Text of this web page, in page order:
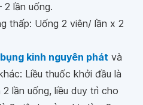
2 lần uống.
thấp: Uống 2 viên/ lần x 2
kinh nguyên phát và
Liều thuốc khởi đầu là
lần uống, liều duy trì cho